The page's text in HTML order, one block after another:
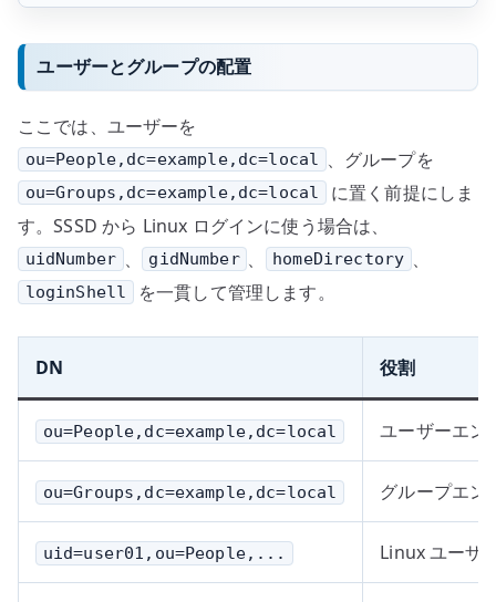
ユーザーとグループの配置
ここでは、ユーザーを
ou=People,dc=example,dc=local 、グループを
ou=Groups,dc=example,dc=local
に置く前提にしま
す。SSSD から Linux ログインに使う場合は、
uidNumber 、 gidNumber 、 homeDirectory 、
loginShell を一貫して管理します。
DN 役割
ou=People,dc=example,dc=local ユーザーエン
ou=Groups,dc=example,dc=local グループエン
uid=user01,ou=People,... Linux ユーザ